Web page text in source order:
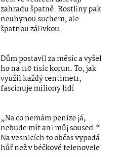
zahradu špatně. Rostliny pak
neuhynou suchem, ale
špatnou zálivkou
Dům postavil za měsíc a vyšel
ho na 110 tisíc korun. To, jak
využil každý centimetr,
fascinuje miliony lidí
„Na co nemám peníze já,
nebude mít ani můj soused.“
Na vesnicích to občas vypadá
hůř než v béčkové telenovele